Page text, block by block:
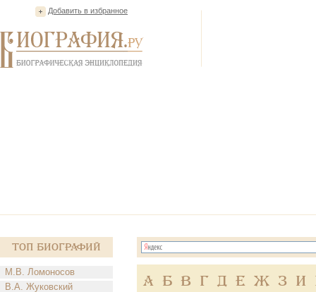
Добавить в избранное
Топ Биографий
М.В. Ломоносов
В.А. Жуковский
А Б В Г Д Е Ж З И